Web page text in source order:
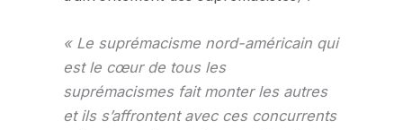
« Le suprémacisme nord-américain qui
est le cœur de tous les
suprémacismes fait monter les autres
et ils s’affrontent avec ces concurrents